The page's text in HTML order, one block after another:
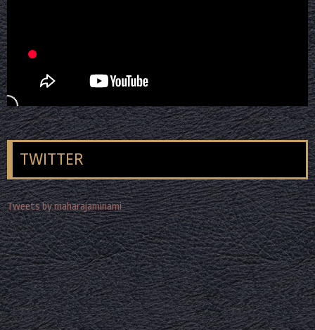
TWITTER
Tweets by maharajaminami